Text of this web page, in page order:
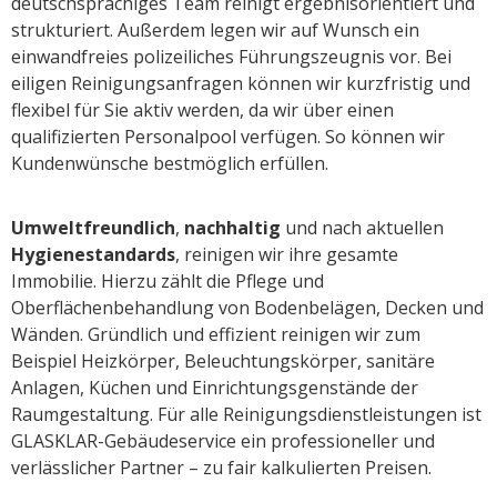
strukturiert. Außerdem legen wir auf Wunsch ein
einwandfreies polizeiliches Führungszeugnis vor. Bei
eiligen Reinigungsanfragen können wir kurzfristig und
flexibel für Sie aktiv werden, da wir über einen
qualifizierten Personalpool verfügen. So können wir
Kundenwünsche bestmöglich erfüllen.
Umweltfreundlich, nachhaltig und nach aktuellen
Hygienestandards, reinigen wir ihre gesamte
Immobilie. Hierzu zählt die Pflege und
Oberflächenbehandlung von Bodenbelägen, Decken und
Wänden. Gründlich und effizient reinigen wir zum
Beispiel Heizkörper, Beleuchtungskörper, sanitäre
Anlagen, Küchen und Einrichtungsgenstände der
Raumgestaltung. Für alle Reinigungsdienstleistungen ist
GLASKLAR-Gebäudeservice ein professioneller und
verlässlicher Partner – zu fair kalkulierten Preisen.